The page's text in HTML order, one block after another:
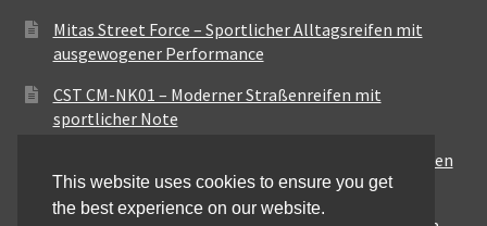
Mitas Street Force – Sportlicher Alltagsreifen mit
ausgewogener Performance
CST CM-NK01 – Moderner Straßenreifen mit
sportlicher Note
Maxxis MA-ST3 – Ausgewogener Sport-Touring-Reifen
für vielseitige Einsätze
This website uses cookies to ensure you get
the best experience on our website.